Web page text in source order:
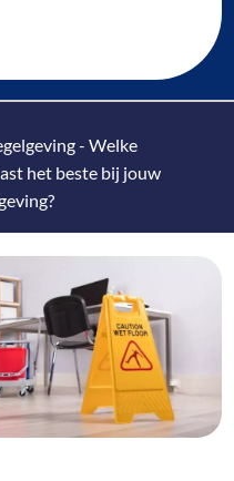
- Welke
het beste bij jouw